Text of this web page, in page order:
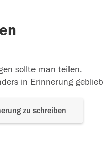
sollte man teilen.
in Erinnerung
zu schreiben